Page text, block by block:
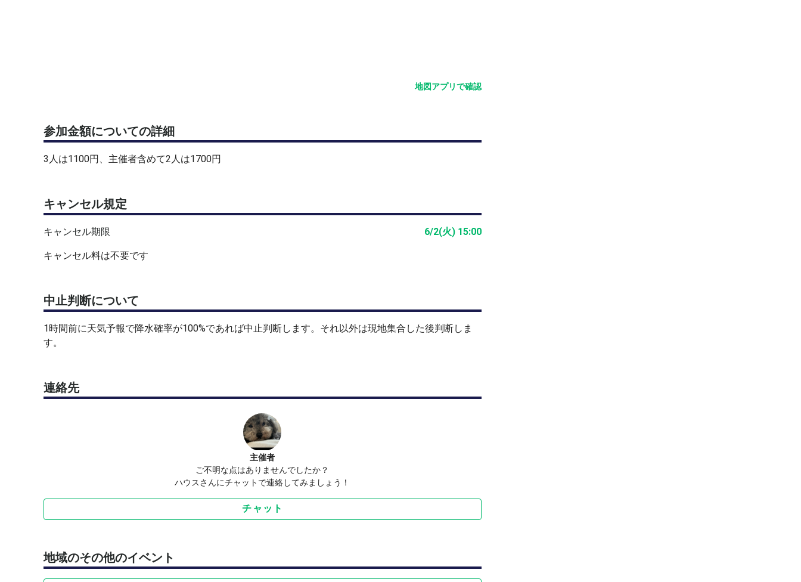
地図アプリで確認
参加金額についての詳細
3人は1100円、主催者含めて2人は1700円
キャンセル規定
キャンセル期限 6/2(火) 15:00
キャンセル料は不要です
中止判断について
1時間前に天気予報で降水確率が100%であれば中止判断します。それ以外は現地集合した後判断しま
す。
連絡先
主催者
ご不明な点はありませんでしたか？
ハウスさんにチャットで連絡してみましょう！
チャット
地域のその他のイベント